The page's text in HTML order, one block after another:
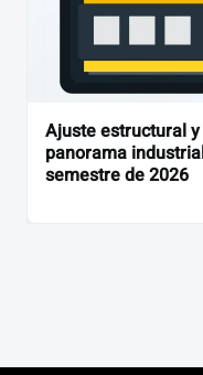
Ajuste estructural
panorama
semestre de 2026